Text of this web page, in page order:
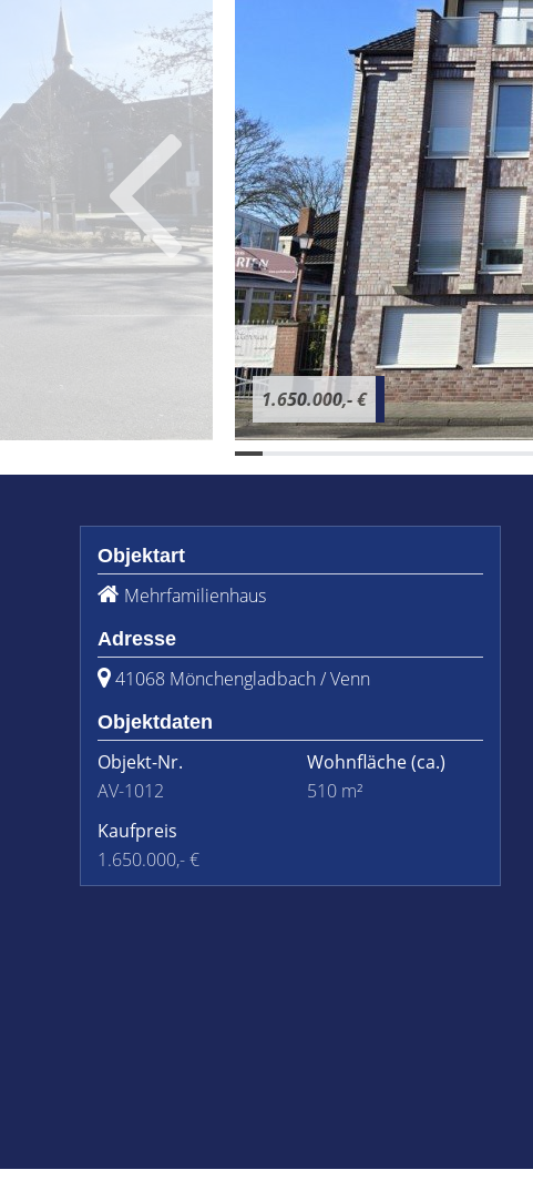
1.650.000,- €
Objektart
Mehrfamilienhaus
Adresse
41068 Mönchengladbach / Venn
Objektdaten
Objekt-Nr.
AV-1012
Wohnfläche(ca.)
510 m²
Kaufpreis
1.650.000,- €